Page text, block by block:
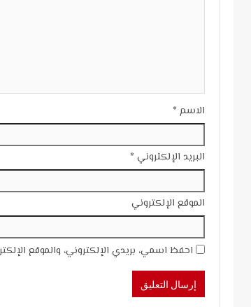
الاسم *
البريد الإلكتروني *
الموقع الإلكتروني
احفظ اسمي، بريدي الإلكتروني، والموقع